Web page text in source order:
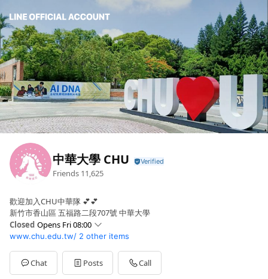
中華大學 CHU
Friends 11,625
歡迎加入CHU中華隊 💕💕
新竹市香山區 五福路二段707號 中華大學
Closed Opens Fri 08:00
Sun08:00 - 17:00
Mon08:00 - 17:00
Tue08:00 - 17:00
Wed08:00 - 17:00
www.chu.edu.tw/ 2 other items
Chat Posts Call